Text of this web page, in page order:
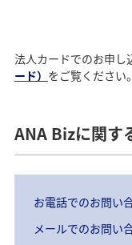
法人カードでのお申し
ード） をご覧ください。
ANA Bizに関す
お電話でのお問い
メールでのお問い